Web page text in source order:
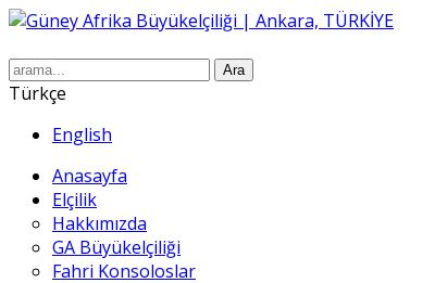
Ara
Türkçe
English
Anasayfa
Elçilik
Hakkımızda
GA Büyükelçiliği
Fahri Konsoloslar